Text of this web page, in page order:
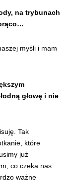
na trybunach
myśli i mam
głowę i nie
Tak
które
już
co czeka nas
ważne